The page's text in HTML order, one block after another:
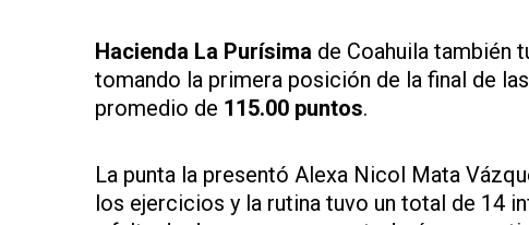
Hacienda La Purísima de Coahuila también
tomando la primera posición de la final de
promedio de 115.00 puntos.
La punta la presentó Alexa Nicol Mata
los ejercicios y la rutina tuvo un total de 14